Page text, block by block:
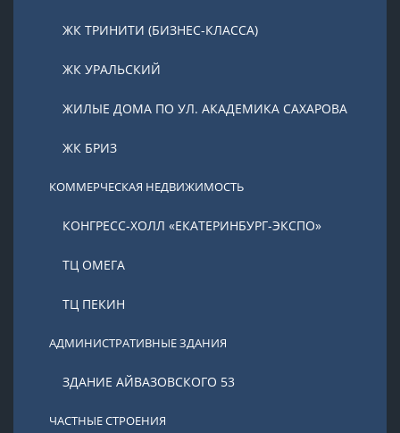
ЖК ТРИНИТИ (БИЗНЕС-КЛАССА)
ЖК УРАЛЬСКИЙ
ЖИЛЫЕ ДОМА ПО УЛ. АКАДЕМИКА САХАРОВА
ЖК БРИЗ
КОММЕРЧЕСКАЯ НЕДВИЖИМОСТЬ
КОНГРЕСС-ХОЛЛ «ЕКАТЕРИНБУРГ-ЭКСПО»
ТЦ ОМЕГА
ТЦ ПЕКИН
АДМИНИСТРАТИВНЫЕ ЗДАНИЯ
ЗДАНИЕ АЙВАЗОВСКОГО 53
ЧАСТНЫЕ СТРОЕНИЯ